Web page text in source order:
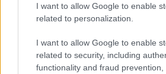
I want to allow Google to enable
related to personalization.
I want to allow Google to enable
related to security, including
functionality and fraud
MAGYAR ÉPÍTŐK